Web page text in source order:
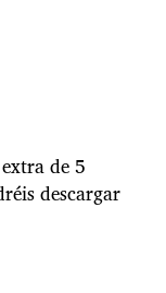
de 5
descargar